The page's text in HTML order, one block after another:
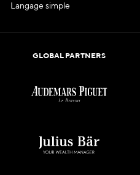
Langage simple
GLOBAL PARTNERS